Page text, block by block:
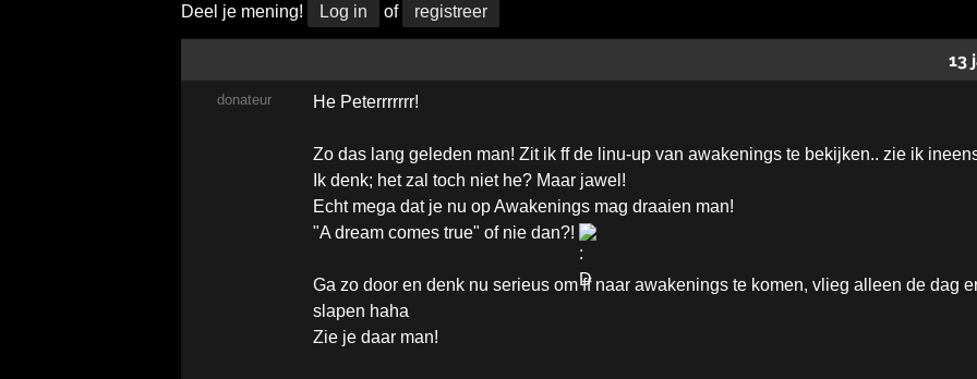
Deel je mening! Log in of registreer
13
donateur He Peterrrrrrr!
Zo das lang geleden man! Zit ik ff de linu-up van awakenings te bekijken.. zie ik
Ik denk; het zal toch niet he? Maar jawel!
Echt mega dat je nu op Awakenings mag draaien man!
"A dream comes true" of nie dan?!
Ga zo door en denk nu serieus om ff naar awakenings te komen, vlieg alleen de dag
slapen haha
Zie je daar man!